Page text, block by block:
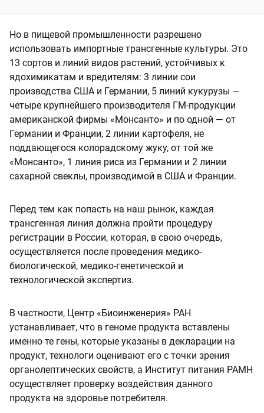
Но в пищевой промышленности разрешено
использовать импортные трансгенные культуры. Это
13 сортов и линий видов растений, устойчивых к
ядохимикатам и вредителям: 3 линии сои
производства США и Германии, 5 линий кукурузы —
четыре крупнейшего производителя ГМ-продукции
американской фирмы «Монсанто» и по одной — от
Германии и Франции, 2 линии картофеля, не
поддающегося колорадскому жуку, от той же
«Монсанто», 1 линия риса из Германии и 2 линии
сахарной свеклы, производимой в США и Франции.
Перед тем как попасть на наш рынок, каждая
трансгенная линия должна пройти процедуру
регистрации в России, которая, в свою очередь,
осуществляется после проведения медико-
биологической, медико-генетической и
технологической экспертиз.
В частности, Центр «Биоинженерия» РАН
устанавливает, что в геноме продукта вставлены
именно те гены, которые указаны в декларации на
продукт, технологи оценивают его с точки зрения
органолептических свойств, а Институт питания РАМН
осуществляет проверку воздействия данного
продукта на здоровье потребителя.